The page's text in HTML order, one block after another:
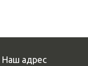
Наш адрес